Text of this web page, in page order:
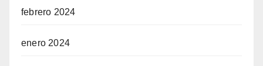
febrero 2024
enero 2024